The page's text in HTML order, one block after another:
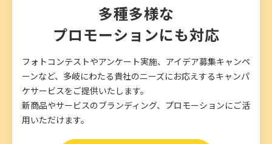
多種多様な
プロモーションにも対応
フォトコンテストやアンケート実施、アイデア募集キャンペ
ーンなど、多岐にわたる貴社のニーズにお応えするキャンパ
ケサービスをご提供いたします。
新商品やサービスのブランディング、プロモーションにご活
用いただけます。